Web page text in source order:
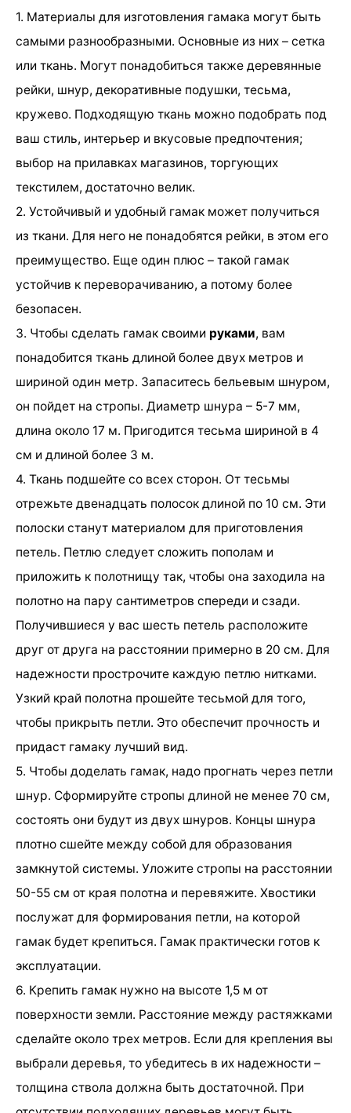
1. Материалы для изготовления гамака могут быть
самыми разнообразными. Основные из них – сетка
или ткань. Могут понадобиться также деревянные
рейки, шнур, декоративные подушки, тесьма,
кружево. Подходящую ткань можно подобрать под
ваш стиль, интерьер и вкусовые предпочтения;
выбор на прилавках магазинов, торгующих
текстилем, достаточно велик.
2. Устойчивый и удобный гамак может получиться
из ткани. Для него не понадобятся рейки, в этом его
преимущество. Еще один плюс – такой гамак
устойчив к переворачиванию, а потому более
безопасен.
3. Чтобы сделать гамак своими руками, вам
понадобится ткань длиной более двух метров и
шириной один метр. Запаситесь бельевым шнуром,
он пойдет на стропы. Диаметр шнура – 5-7 мм,
длина около 17 м. Пригодится тесьма шириной в 4
см и длиной более 3 м.
4. Ткань подшейте со всех сторон. От тесьмы
отрежьте двенадцать полосок длиной по 10 см. Эти
полоски станут материалом для приготовления
петель. Петлю следует сложить пополам и
приложить к полотнищу так, чтобы она заходила на
полотно на пару сантиметров спереди и сзади.
Получившиеся у вас шесть петель расположите
друг от друга на расстоянии примерно в 20 см. Для
надежности прострочите каждую петлю нитками.
Узкий край полотна прошейте тесьмой для того,
чтобы прикрыть петли. Это обеспечит прочность и
придаст гамаку лучший вид.
5. Чтобы доделать гамак, надо прогнать через петли
шнур. Сформируйте стропы длиной не менее 70 см,
состоять они будут из двух шнуров. Концы шнура
плотно сшейте между собой для образования
замкнутой системы. Уложите стропы на расстоянии
50-55 см от края полотна и перевяжите. Хвостики
послужат для формирования петли, на которой
гамак будет крепиться. Гамак практически готов к
эксплуатации.
6. Крепить гамак нужно на высоте 1,5 м от
поверхности земли. Расстояние между растяжками
сделайте около трех метров. Если для крепления вы
выбрали деревья, то убедитесь в их надежности –
толщина ствола должна быть достаточной. При